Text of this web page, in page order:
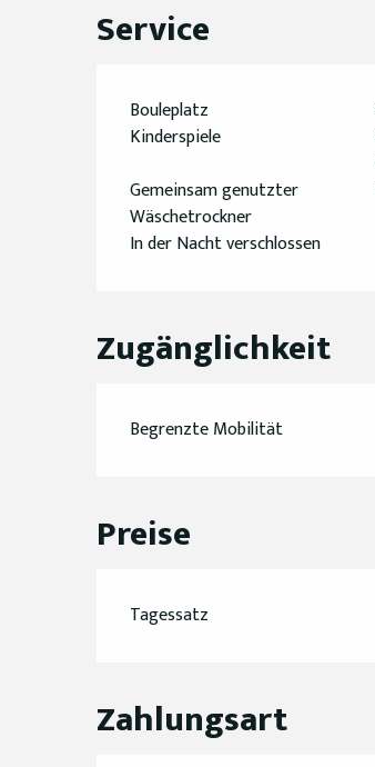
Service
Bouleplatz
Kinderspiele
Gemeinsam genutzter
Wäschetrockner
In der Nacht verschlossen
Zugänglichkeit
Begrenzte Mobilität
Preise
Tagessatz
Zahlungsart